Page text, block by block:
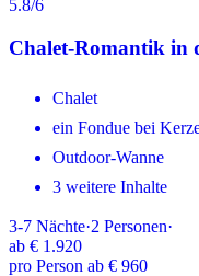
5.8/6
Chalet-Romantik in
Chalet
ein Fondue bei
Outdoor-Wanne
3 weitere Inhalte
3-7 Nächte·2 Personen·
ab € 1.920
pro Person ab € 960